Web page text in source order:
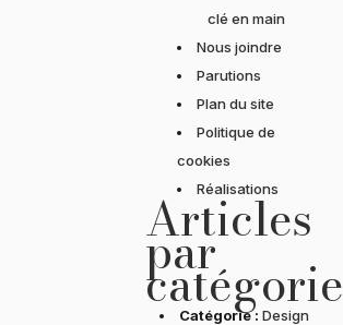
clé en main
Nous joindre
Parutions
Plan du site
Politique de
cookies
Réalisations
Articles
par
catégorie
Catégorie : Design